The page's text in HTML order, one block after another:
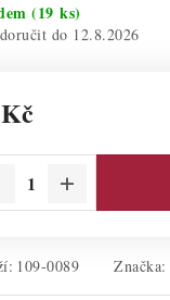
(19 ks)
12.8.2026
109-0089 Značka: